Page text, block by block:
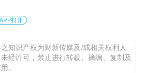
APP打开
知识产权为财新传媒及/或相关权利人
经许可，禁止进行转载、摘编、复制及
。